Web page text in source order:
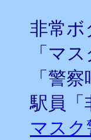
非常ボ
「マ
「警
駅員「
マスク